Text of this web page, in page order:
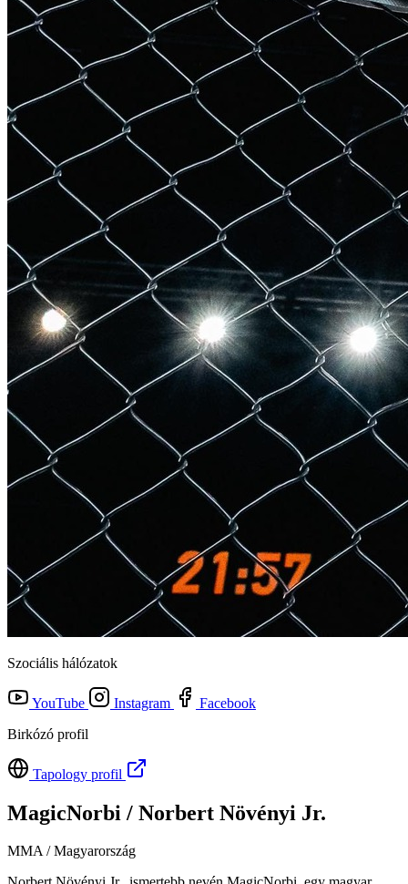
Szociális hálózatok
YouTube Instagram
Facebook
Birkózó profil
Tapology profil
MagicNorbi / Norbert Növényi Jr.
MMA / Magyarország